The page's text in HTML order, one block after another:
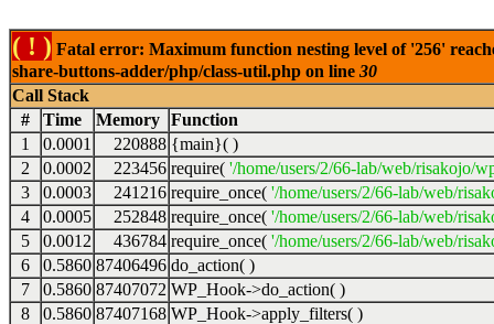
( ! ) Fatal error: Maximum function nesting level of '256'
share-buttons-adder/php/class-util.php on line 30
Call Stack
#
Time Memory Function
1
0.0001 220888 {main}( )
2
0.0002 223456 require( '/home/users/2/66-lab/web/risakojo/
3
0.0003 241216 require_once( '/home/users/2/66-lab/web/
4
0.0005 252848 require_once( '/home/users/2/66-lab/web/
5
0.0012 436784 require_once( '/home/users/2/66-lab/web/
6
0.5860 87406496 do_action( )
7
0.5860 87407072 WP_Hook->do_action( )
8
0.5860 87407168 WP_Hook->apply_filters( )